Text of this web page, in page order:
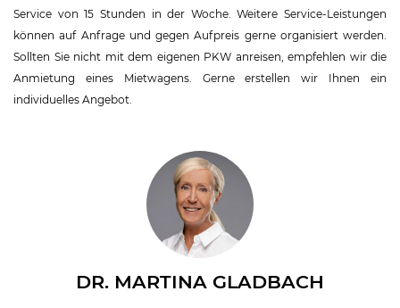
Service von 15 Stunden in der Woche. Weitere Service-Leistungen
können auf Anfrage und gegen Aufpreis gerne organisiert werden.
Sollten Sie nicht mit dem eigenen PKW anreisen, empfehlen wir die
Anmietung eines Mietwagens. Gerne erstellen wir Ihnen ein
individuelles Angebot.
DR. MARTINA GLADBACH